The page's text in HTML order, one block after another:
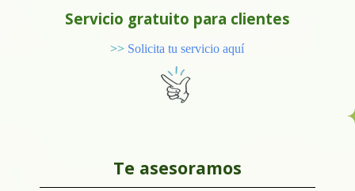
Servicio gratuito para clientes
>> Solicita tu servicio aquí
Te asesoramos